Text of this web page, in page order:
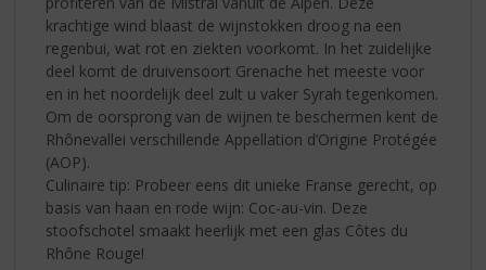
krachtige wind blaast de wijnstokken droog na een
regenbui, wat rot en ziekten voorkomt. In het zuidelijke
deel komt de druivensoort Grenache het meeste voor
en in het noordelijk deel zult u vaker Syrah tegenkomen.
Om de oorsprong van de wijnen te beschermen kent de
Rhônevallei verschillende Appellation d’Origine Protégée
(AOP).
Culinaire tip: Probeer eens dit unieke Franse gerecht, op
basis van haan en rode wijn: Coc-au-vin. Deze
stoofschotel smaakt heerlijk met een glas Côtes du
Rhône Rouge!